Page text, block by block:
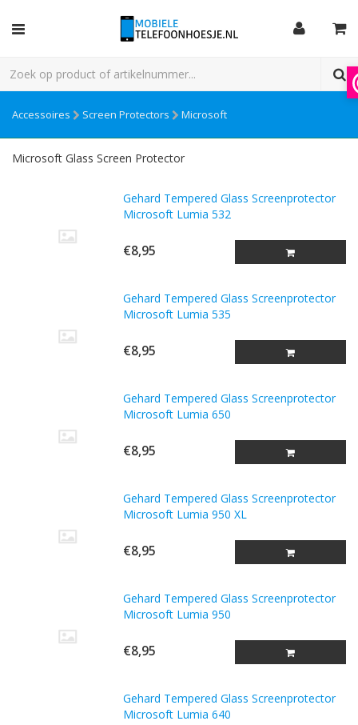
Accessoires Screen Protectors Microsoft
Microsoft Glass Screen Protector
Gehard Tempered Glass Screenprotector
Microsoft Lumia 532
€8,95
Gehard Tempered Glass Screenprotector
Microsoft Lumia 535
€8,95
Gehard Tempered Glass Screenprotector
Microsoft Lumia 650
€8,95
Gehard Tempered Glass Screenprotector
Microsoft Lumia 950 XL
€8,95
Gehard Tempered Glass Screenprotector
Microsoft Lumia 950
€8,95
Gehard Tempered Glass Screenprotector
Microsoft Lumia 640